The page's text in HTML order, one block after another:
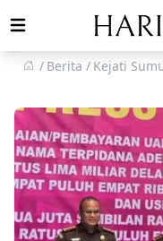
Open main menu
Berita
Kejati